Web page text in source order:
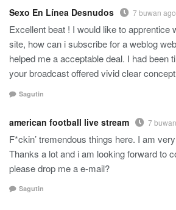
Sexo En Línea Desnudos 7 buwan ago
Excellent beat ! I would like to apprentice
site, how can i subscribe for a weblog
helped me a acceptable deal. I had been
your broadcast offered vivid clear concept
Sagutin
american football live stream 7
F*ckin’ tremendous things here. I am
Thanks a lot and i am looking forward to
please drop me a e-mail?
Sagutin